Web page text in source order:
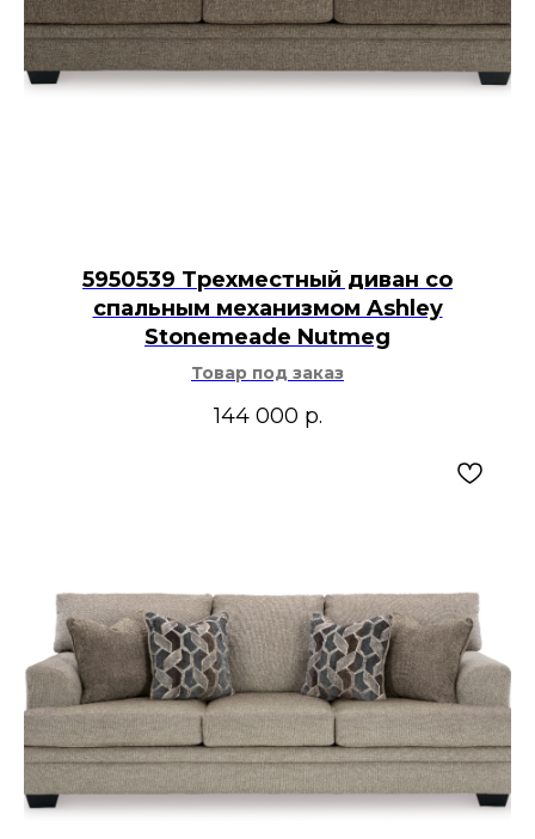
5950539 Трехместный диван со
спальным механизмом Ashley
Stonemeade Nutmeg
Товар под заказ
144 000 р.